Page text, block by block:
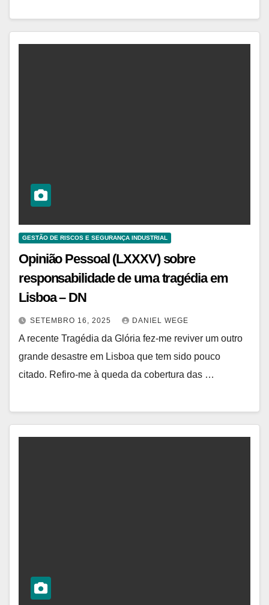
GESTÃO DE RISCOS E SEGURANÇA INDUSTRIAL
Opinião Pessoal (LXXXV) sobre
responsabilidade de uma tragédia em
Lisboa – DN
SETEMBRO 16, 2025 DANIEL WEGE
A recente Tragédia da Glória fez-me reviver um outro
grande desastre em Lisboa que tem sido pouco
citado. Refiro-me à queda da cobertura das …